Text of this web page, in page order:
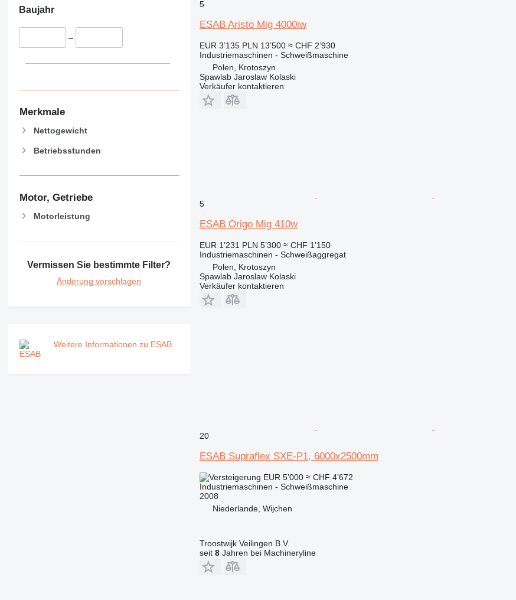
Baujahr
–
Merkmale
Nettogewicht
Betriebsstunden
Motor, Getriebe
Motorleistung
Vermissen Sie bestimmte Filter?
Änderung vorschlagen
Weitere Informationen zu ESAB
5
ESAB Aristo Mig 4000iw
EUR 3’135 PLN 13’500 ≈ CHF 2’930
Industriemaschinen - Schweißmaschine
Polen, Krotoszyn
Spawlab Jaroslaw Kolaski
Verkäufer kontaktieren
5
ESAB Origo Mig 410w
EUR 1’231 PLN 5’300 ≈ CHF 1’150
Industriemaschinen - Schweißaggregat
Polen, Krotoszyn
Spawlab Jaroslaw Kolaski
Verkäufer kontaktieren
20
ESAB Supraflex SXE-P1, 6000x2500mm
EUR 5’000 ≈ CHF 4’672
Industriemaschinen - Schweißmaschine
2008
Niederlande, Wijchen
Troostwijk Veilingen B.V.
seit 8Jahren bei Machineryline